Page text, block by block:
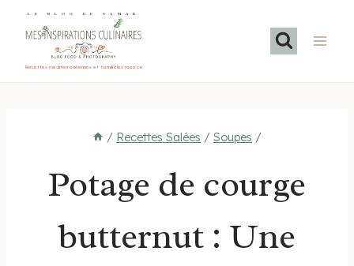
LE BLOG DE SAMAR
Recettes méditerranéennes et familiales maison
/ Recettes Salées / Soupes /
Potage de courge
butternut : Une